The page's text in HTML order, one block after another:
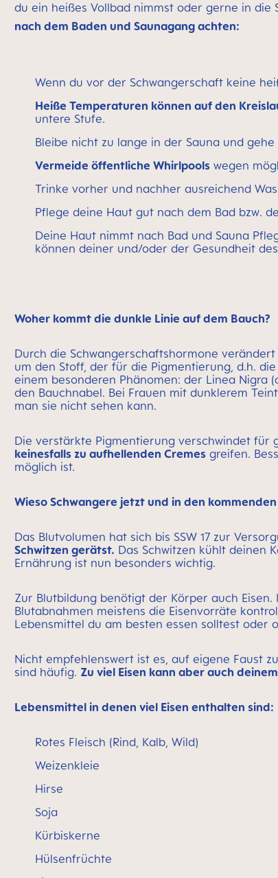
du ein heißes Vollbad nimmst oder gerne in die
nach dem Baden und Saunagang achten:
Wenn du vor der Schwangerschaft keine
Heiße Temperaturen können auf den
untere Stufe.
Bleibe nicht zu lange in der Sauna und
Vermeide öffentliche Whirlpools wegen
Trinke vorher und nachher ausreichend
Pflege deine Haut gut nach dem Bad bzw.
Deine Haut nimmt nach Bad und Sauna
können deiner und/oder der Gesundheit
Woher kommt die dunkle Linie auf dem Bauch?
Durch die Schwangerschaftshormone
um den Stoff, der für die Pigmentierung, d.h. die
einem besonderen Phänomen: der Linea Nigra
den Bauchnabel. Bei Frauen mit dunklerem
man sie nicht sehen kann.
Die verstärkte Pigmentierung verschwindet für
keinesfalls zu aufhellenden Cremes greifen.
möglich ist.
Wieso Schwangere jetzt und in den
Das Blutvolumen hat sich bis SSW 17 zur
Schwitzen gerätst. Das Schwitzen kühlt deinen
Ernährung ist nun besonders wichtig.
Zur Blutbildung benötigt der Körper auch
Blutabnahmen meistens die Eisenvorräte
Lebensmittel du am besten essen solltest oder
Nicht empfehlenswert ist es, auf eigene Faust
sind häufig. Zu viel Eisen kann aber auch
Lebensmittel in denen viel Eisen enthalten sind:
Rotes Fleisch (Rind, Kalb, Wild)
Weizenkleie
Hirse
Soja
Kürbiskerne
Hülsenfrüchte